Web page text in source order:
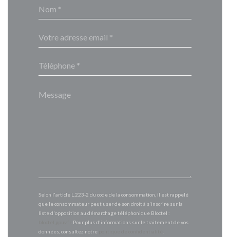
Selon l'article L.223-2 du code de la consommation, il est rappelé
que le consommateur peut user de son droit à s'inscrire sur la
liste d'opposition au démarchage téléphonique Bloctel :
. Pour plus d'informations sur le traitement de vos
données, consultez notre